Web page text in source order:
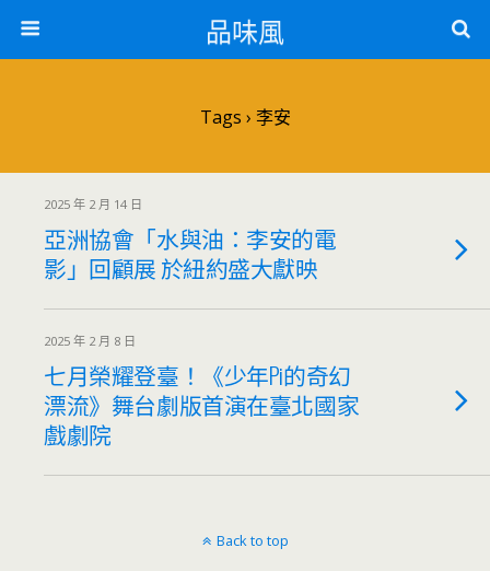
品味風
Tags › 李安
2025 年 2 月 14 日
亞洲協會「水與油：李安的電
影」回顧展 於紐約盛大獻映
2025 年 2 月 8 日
七月榮耀登臺！《少年Pi的奇幻
漂流》舞台劇版首演在臺北國家
戲劇院
Back to top